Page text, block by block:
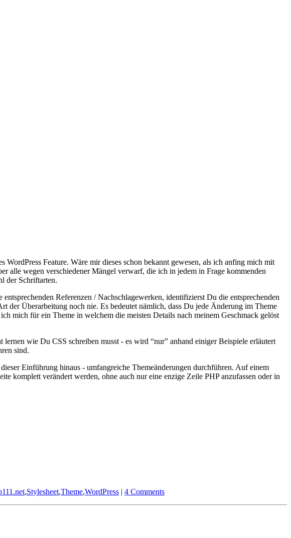
Feature. Wäre mir dieses schon bekannt gewesen, als ich anfing mich mit
alle wegen verschiedener Mängel verwarf, die ich in jedem in Frage kommenden
der Schriftarten.
Referenzen / Nachschlagewerken, identifizierst Du die entsprechenden
der Überarbeitung noch nie. Es bedeutet nämlich, dass Du jede Änderung im Theme
mich für ein Theme in welchem die meisten Details nach meinem Geschmack gelöst
wie Du CSS schreiben musst - es wird “nur” anhand einiger Beispiele erläutert
sind.
Einführung hinaus - umfangreiche Themeänderungen durchführen. Auf einem
komplett verändert werden, ohne auch nur eine enzige Zeile PHP anzufassen oder in
,Stylesheet,Theme,WordPress | 4 Comments